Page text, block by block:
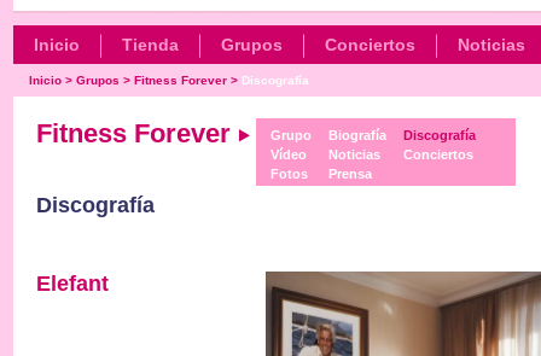
Inicio Tienda Grupos Conciertos Noticias
Inicio> Grupos > Fitness Forever> Discografía
Fitness Forever
Grupo
Vídeo
Fotos
Biografía
Noticias
Prensa
Discografía
Conciertos
Discografía
Elefant